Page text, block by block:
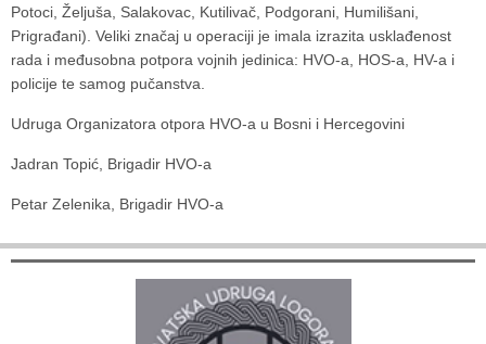
Potoci, Željuša, Salakovac, Kutilivač, Podgorani, Humilišani,
Prigrađani). Veliki značaj u operaciji je imala izrazita usklađenost
rada i međusobna potpora vojnih jedinica: HVO-a, HOS-a, HV-a i
policije te samog pučanstva.
Udruga Organizatora otpora HVO-a u Bosni i Hercegovini
Jadran Topić, Brigadir HVO-a
Petar Zelenika, Brigadir HVO-a